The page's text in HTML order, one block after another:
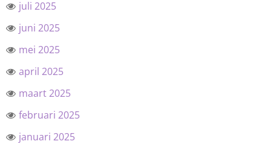
juli 2025
juni 2025
mei 2025
april 2025
maart 2025
februari 2025
januari 2025